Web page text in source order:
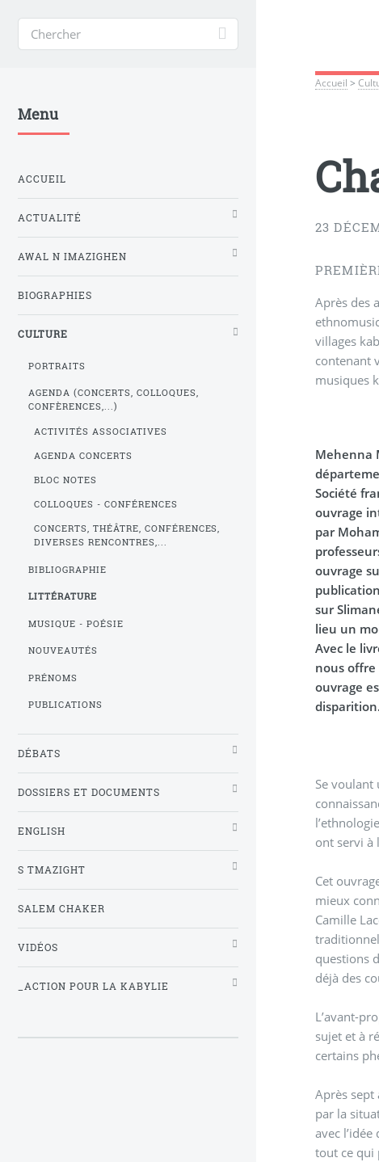
Accueil >
23
Après des
villages
contenant
musiques
Mehenna
Société
ouvrage
par
ouvrage
sur
lieu un
Avec le
nous offre
ouvrage
Se voulant
connaissance et
ont servi à
Cet
mieux
Camille
questions
déjà des
L’avant-
sujet et à
certains
Après sept
par la
avec
tout ce qui
Menu
ACCUEIL
ACTUALITÉ
AWAL N IMAZIGHEN
BIOGRAPHIES
CULTURE
PORTRAITS
AGENDA (CONCERTS, COLLOQUES,
CONFÈRENCES,...)
ACTIVITÉS ASSOCIATIVES
AGENDA CONCERTS
BLOC NOTES
COLLOQUES - CONFÉRENCES
CONCERTS, THÉÂTRE, CONFÉRENCES,
DIVERSES RENCONTRES,...
BIBLIOGRAPHIE
LITTÉRATURE
MUSIQUE - POÉSIE
NOUVEAUTÉS
PRÉNOMS
PUBLICATIONS
DÉBATS
DOSSIERS ET DOCUMENTS
ENGLISH
S TMAZIGHT
SALEM CHAKER
VIDÉOS
_ACTION POUR LA KABYLIE